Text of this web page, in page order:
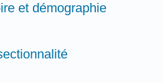
et démographie